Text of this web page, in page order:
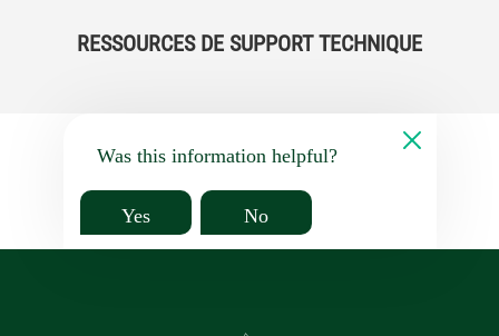
RESSOURCES DE SUPPORT TECHNIQUE
Was this information helpful?
Yes No